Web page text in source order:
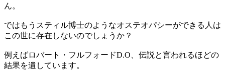
ん。
ではもうスティル博士のようなオステオパシーができる人は
この世に存在しないのでしょうか？
例えばロバート・フルフォードD.O、伝説と言われるほどの
結果を遺しています。